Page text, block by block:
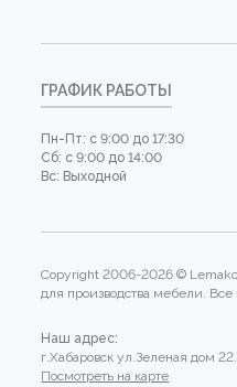
ГРАФИК РАБОТЫ
Пн-Пт: с 9:00 до 17:30
Сб: с 9:00 до 14:00
Вс: Выходной
Copyright 2006-2026 ©
для производства мебели.
Наш адрес:
г.Хабаровск ул.Зеленая дом 22.
Посмотреть на карте